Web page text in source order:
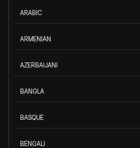
ARABIC
ARMENIAN
AZERBAIJANI
BANGLA
BASQUE
BENGALI